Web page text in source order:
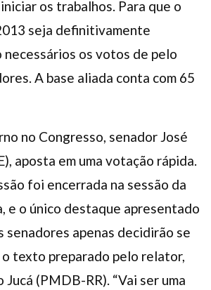
os trabalhos. Para que o
seja definitivamente
necessários os votos de pelo
A base aliada conta com 65
no Congresso, senador José
aposta em uma votação rápida.
foi encerrada na sessão da
e o único destaque apresentado
apenas decidirão se
o texto preparado pelo relator,
Jucá (PMDB-RR). “Vai ser uma